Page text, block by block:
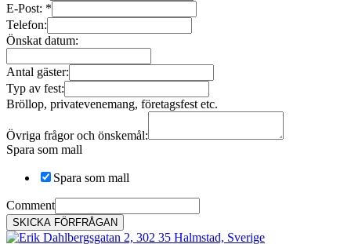
E-Post: *
Telefon:
Önskat datum:
Antal gäster:
Typ av fest:
Bröllop, privatevenemang, företagsfest etc.
Övriga frågor och önskemål:
Spara som mall
Spara som mall
Comment
SKICKA FÖRFRÅGAN